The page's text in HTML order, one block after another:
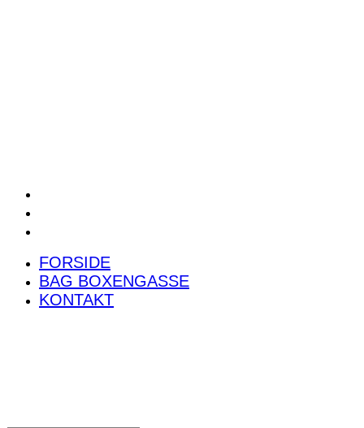
FORSIDE
BAG BOXENGASSE
KONTAKT